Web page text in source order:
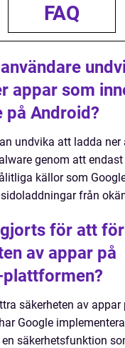
FAQ
appar som
på Android?
undvika att ladda ner
genom att
källor som
från
för att
av appar på
säkerheten av appar
Google
en säkerhetsfunktion